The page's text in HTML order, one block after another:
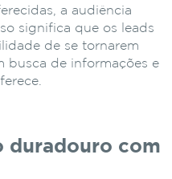
a audiência
significa que os leads
de se tornarem
busca de informações e
duradouro com